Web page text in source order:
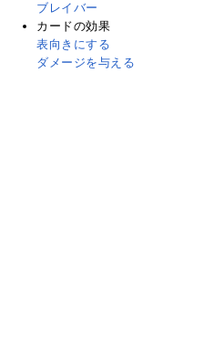
ブレイバー
カードの効果
表向きにする
ダメージを与える